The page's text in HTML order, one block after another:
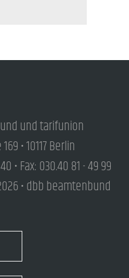
und tarifunion
• 10117 Berlin
• Fax: 030.40 81 - 49 99
• dbb beamtenbund